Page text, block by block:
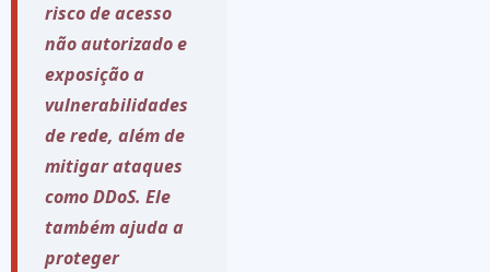
risco de acesso
não autorizado e
exposição a
vulnerabilidades
de rede, além de
mitigar ataques
como DDoS. Ele
também ajuda a
proteger